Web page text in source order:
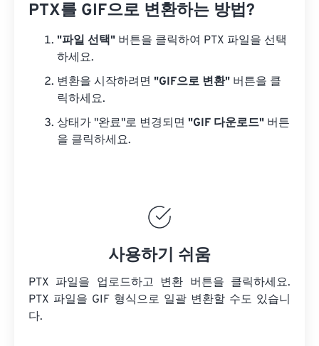
PTX를 GIF으로 변환하는 방법?
"파일 선택" 버튼을 클릭하여 PTX 파일을 선택
하세요.
변환을 시작하려면 "GIF으로 변환" 버튼을 클
릭하세요.
상태가 "완료"로 변경되면 "GIF 다운로드" 버튼
을 클릭하세요.
사용하기 쉬움
PTX 파일을 업로드하고 변환 버튼을 클릭하세요.
PTX 파일을 GIF 형식으로 일괄 변환할 수도 있습니
다.